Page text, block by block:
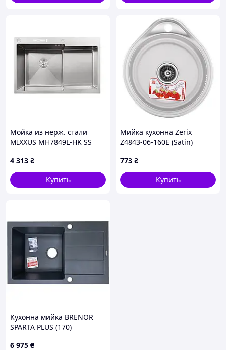
Мойка из нерж. стали
MIXXUS MH7849L-HK SS
подставкой под ножи
(Колир нерж) (MX1935)
4 313 ₴
Купить
Мийка кухонна Zerix
Z4843-06-160E (Satin)
773 ₴
Купить
Кухонна мийка BRENOR
SPARTA PLUS (170)
6 975 ₴